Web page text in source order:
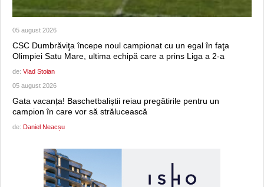
05 august 2026
CSC Dumbrăviţa începe noul campionat cu un egal în faţa
Olimpiei Satu Mare, ultima echipă care a prins Liga a 2-a
de: Vlad Stoian
05 august 2026
Gata vacanța! Baschetbaliștii reiau pregătirile pentru un
campion în care vor să strălucească
de: Daniel Neacșu